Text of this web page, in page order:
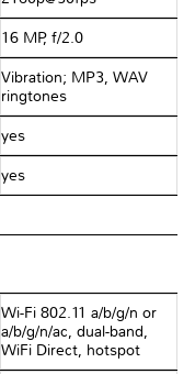
16 MP, f/2.0
Vibration; MP3, WAV
ringtones
yes
yes
Wi-Fi 802.11 a/b/g/n or
a/b/g/n/ac, dual-band,
WiFi Direct, hotspot